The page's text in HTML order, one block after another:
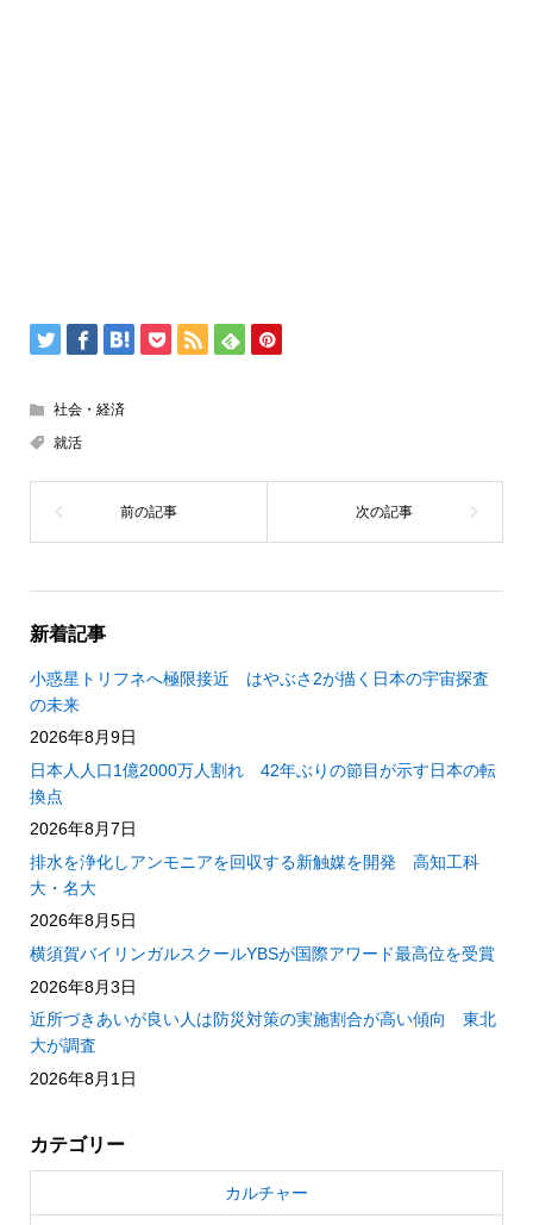
社会・経済
就活
新着記事
小惑星トリフネへ極限接近 はやぶさ2が描く日本の宇宙探査
の未来
2026年8月9日
日本人人口1億2000万人割れ 42年ぶりの節目が示す日本の転
換点
2026年8月7日
排水を浄化しアンモニアを回収する新触媒を開発 高知工科
大・名大
2026年8月5日
横須賀バイリンガルスクールYBSが国際アワード最高位を受賞
2026年8月3日
近所づきあいが良い人は防災対策の実施割合が高い傾向 東北
大が調査
2026年8月1日
カテゴリー
カルチャー